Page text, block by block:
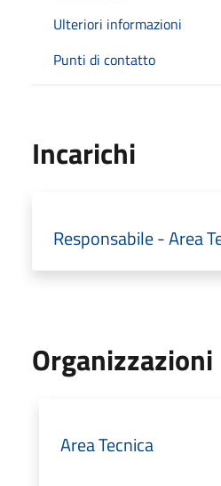
Ulteriori informazioni
Punti di contatto
Incarichi
Responsabile - Area
Organizzazioni
Area Tecnica